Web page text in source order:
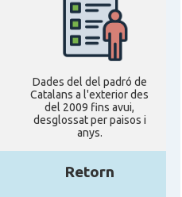
Dades del del padró de
Catalans a l'exterior des
del 2009 fins avui,
desglossat per paisos i
anys.
Retorn